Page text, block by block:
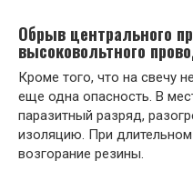
Обрыв центрального
высоковольтного
Кроме того, что на свечу
еще одна опасность. В
паразитный разряд,
изоляцию. При
возгорание резины.